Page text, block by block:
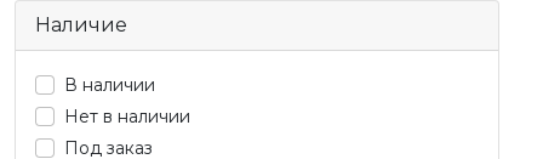
Наличие
В наличии
Нет в наличии
Под заказ